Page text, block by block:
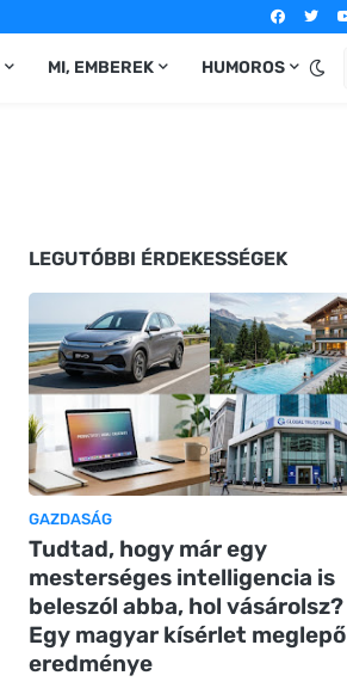
MI, EMBEREK HUMOROS
LEGUTÓBBI ÉRDEKESSÉGEK
GAZDASÁG
Tudtad, hogy már egy
mesterséges intelligencia is
beleszól abba, hol vásárolsz?
Egy magyar kísérlet meglepő
eredménye